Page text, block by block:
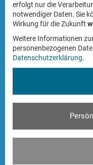
Einrichtung
Mit einer Spende in
des SV Boesensell.
erfolgen.
erfolgt nur die
notwendiger Daten. Sie
Wirkung für die Zukunft
Weitere Informationen
personenbezogenen
Datenschutzerklärung.